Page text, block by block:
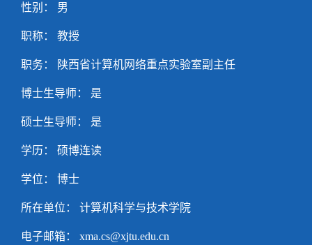
性别： 男
职称： 教授
职务： 陕西省计算机网络重点实验室副主任
博士生导师： 是
硕士生导师： 是
学历： 硕博连读
学位： 博士
所在单位： 计算机科学与技术学院
电子邮箱： xma.cs@xjtu.edu.cn